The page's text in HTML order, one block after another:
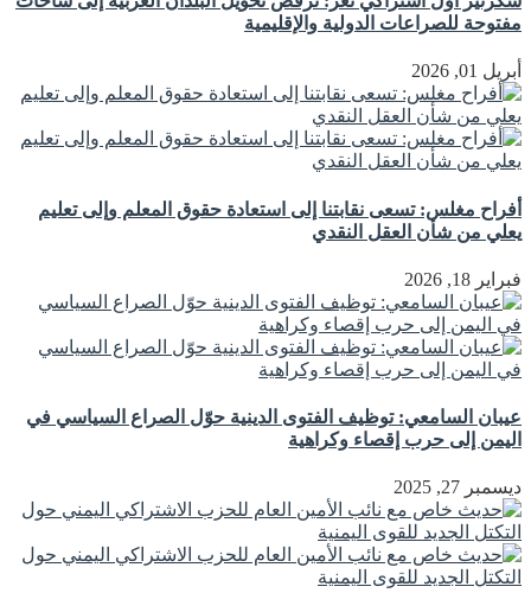
مفتوحة للصراعات الدولية والإقليمية
أبريل 01, 2026
أفراح مغلس: تسعى نقابتنا إلى استعادة حقوق المعلم وإلى تعليم
يعلي من شأن العقل النقدي
فبراير 18, 2026
عيبان السامعي: توظيف الفتوى الدينية حوّل الصراع السياسي في
اليمن إلى حرب إقصاء وكراهية
ديسمبر 27, 2025